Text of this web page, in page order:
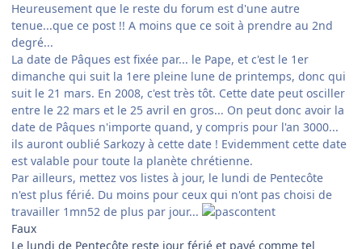
Heureusement que le reste du forum est d'une autre
tenue...que ce post !! A moins que ce soit à prendre au 2nd
degré...
La date de Pâques est fixée par... le Pape, et c'est le 1er
dimanche qui suit la 1ere pleine lune de printemps, donc qui
suit le 21 mars. En 2008, c'est très tôt. Cette date peut osciller
entre le 22 mars et le 25 avril en gros... On peut donc avoir la
date de Pâques n'importe quand, y compris pour l'an 3000...
ils auront oublié Sarkozy à cette date ! Evidemment cette date
est valable pour toute la planète chrétienne.
Par ailleurs, mettez vos listes à jour, le lundi de Pentecôte
n'est plus férié. Du moins pour ceux qui n'ont pas choisi de
travailler 1mn52 de plus par jour...
Faux
Le lundi de Pentecôte reste jour férié et payé comme tel